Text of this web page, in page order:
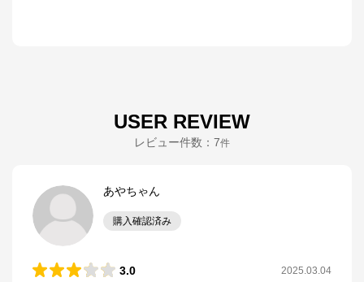
USER REVIEW
レビュー件数： 7件
あやちゃん
購入確認済み
3.0 2025.03.04